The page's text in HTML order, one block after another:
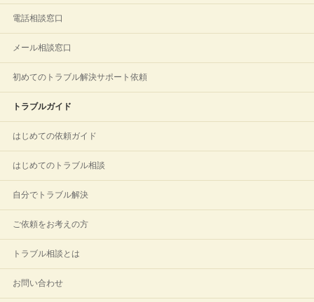
電話相談窓口
メール相談窓口
初めてのトラブル解決サポート依頼
トラブルガイド
はじめての依頼ガイド
はじめてのトラブル相談
自分でトラブル解決
ご依頼をお考えの方
トラブル相談とは
お問い合わせ